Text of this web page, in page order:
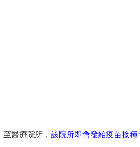
至醫療院所， 該院所即會發給疫苗接種